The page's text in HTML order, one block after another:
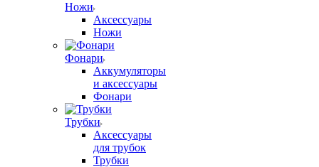
Ножи
Аксессуары
Ножи
Фонари
Аккумуляторы
и аксессуары
Фонари
Трубки
Аксессуары
для трубок
Трубки